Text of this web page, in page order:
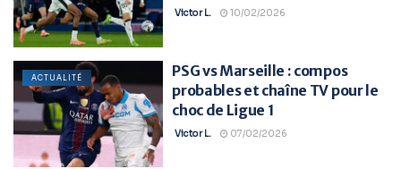
Victor L. 10/02/2026
ACTUALITÉ
PSG vs Marseille : compos
probables et chaîne TV pour le
choc de Ligue 1
Victor L. 07/02/2026